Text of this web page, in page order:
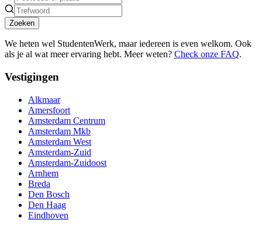
Zoeken
We heten wel StudentenWerk, maar iedereen is even welkom. Ook
als je al wat meer ervaring hebt. Meer weten? Check onze FAQ.
Vestigingen
Alkmaar
Amersfoort
Amsterdam Centrum
Amsterdam Mkb
Amsterdam West
Amsterdam-Zuid
Amsterdam-Zuidoost
Arnhem
Breda
Den Bosch
Den Haag
Eindhoven